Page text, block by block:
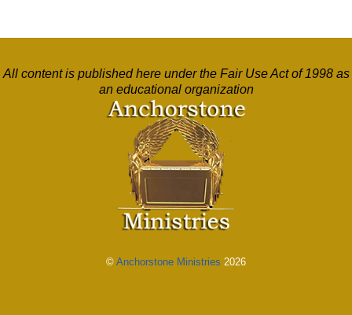
All content is published here under the Fair Use Act of 1998 as
an educational organization
© Anchorstone Ministries 2026